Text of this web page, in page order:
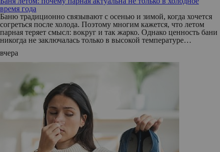
время года
Баню традиционно связывают с осенью и зимой, когда хочется
согреться после холода. Поэтому многим кажется, что летом
парная теряет смысл: вокруг и так жарко. Однако ценность бани
никогда не заключалась только в высокой температуре…
вчера